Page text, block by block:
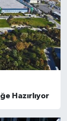
Hazırlıyor